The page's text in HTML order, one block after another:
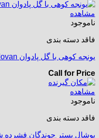
مشاهده
ناموجود
فاقد دسته بندی
یونجه کوهی با گل پادوان Alpine hay padovan
Call for Price
مشاهده
ناموجود
فاقد دسته بندی
پوشال بستر جوندگان فشرده